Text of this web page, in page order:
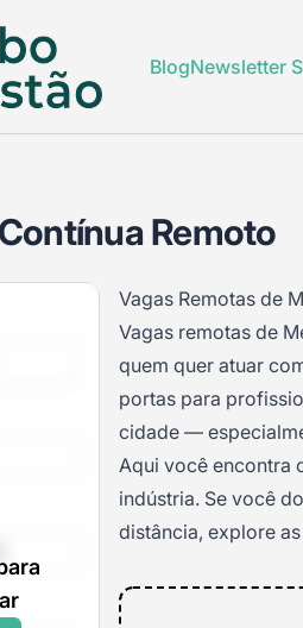
BlogNewsletter
Remoto
Vagas Remotas de
Vagas remotas de
quem quer atuar
portas para
cidade —
Aqui você encontra
indústria. Se você
distância, explore